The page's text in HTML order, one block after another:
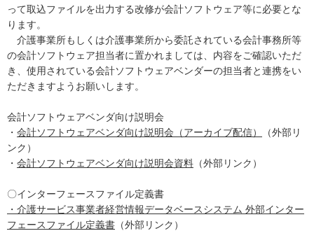
って取込ファイルを出力する改修が会計ソフトウェア等に必要とな
ります。
介護事業所もしくは介護事業所から委託されている会計事務所等
の会計ソフトウェア担当者に置かれましては、内容をご確認いただ
き、使用されている会計ソフトウェアベンダーの担当者と連携をい
ただきますようお願いします。
会計ソフトウェアベンダ向け説明会
・ 会計ソフトウェアベンダ向け説明会（アーカイブ配信）
（外部リ
ンク）
・ 会計ソフトウェアベンダ向け説明会資料 （外部リンク）
〇インターフェースファイル定義書
・介護サービス事業者経営情報データベースシステム 外部インター
フェースファイル定義書 （外部リンク）